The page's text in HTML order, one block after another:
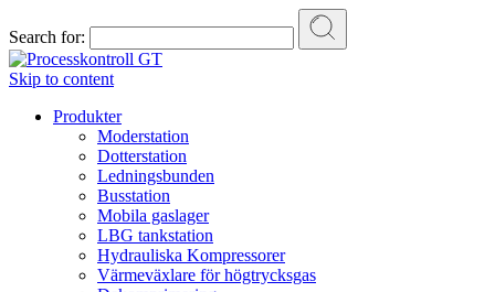
Search for:
Skip to content
Produkter
Moderstation
Dotterstation
Ledningsbunden
Busstation
Mobila gaslager
LBG tankstation
Hydrauliska Kompressorer
Värmeväxlare för högtrycksgas